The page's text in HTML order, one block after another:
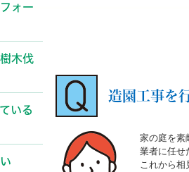
ォー
木伐
いる
造園工事を
家の庭を素
業者に任せ
これから相